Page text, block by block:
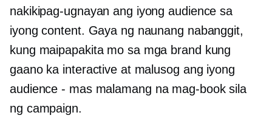
nakikipag-ugnayan ang iyong audience sa
iyong content. Gaya ng naunang nabanggit,
kung maipapakita mo sa mga brand kung
gaano ka interactive at malusog ang iyong
audience- mas malamang na mag-book sila
ng campaign.